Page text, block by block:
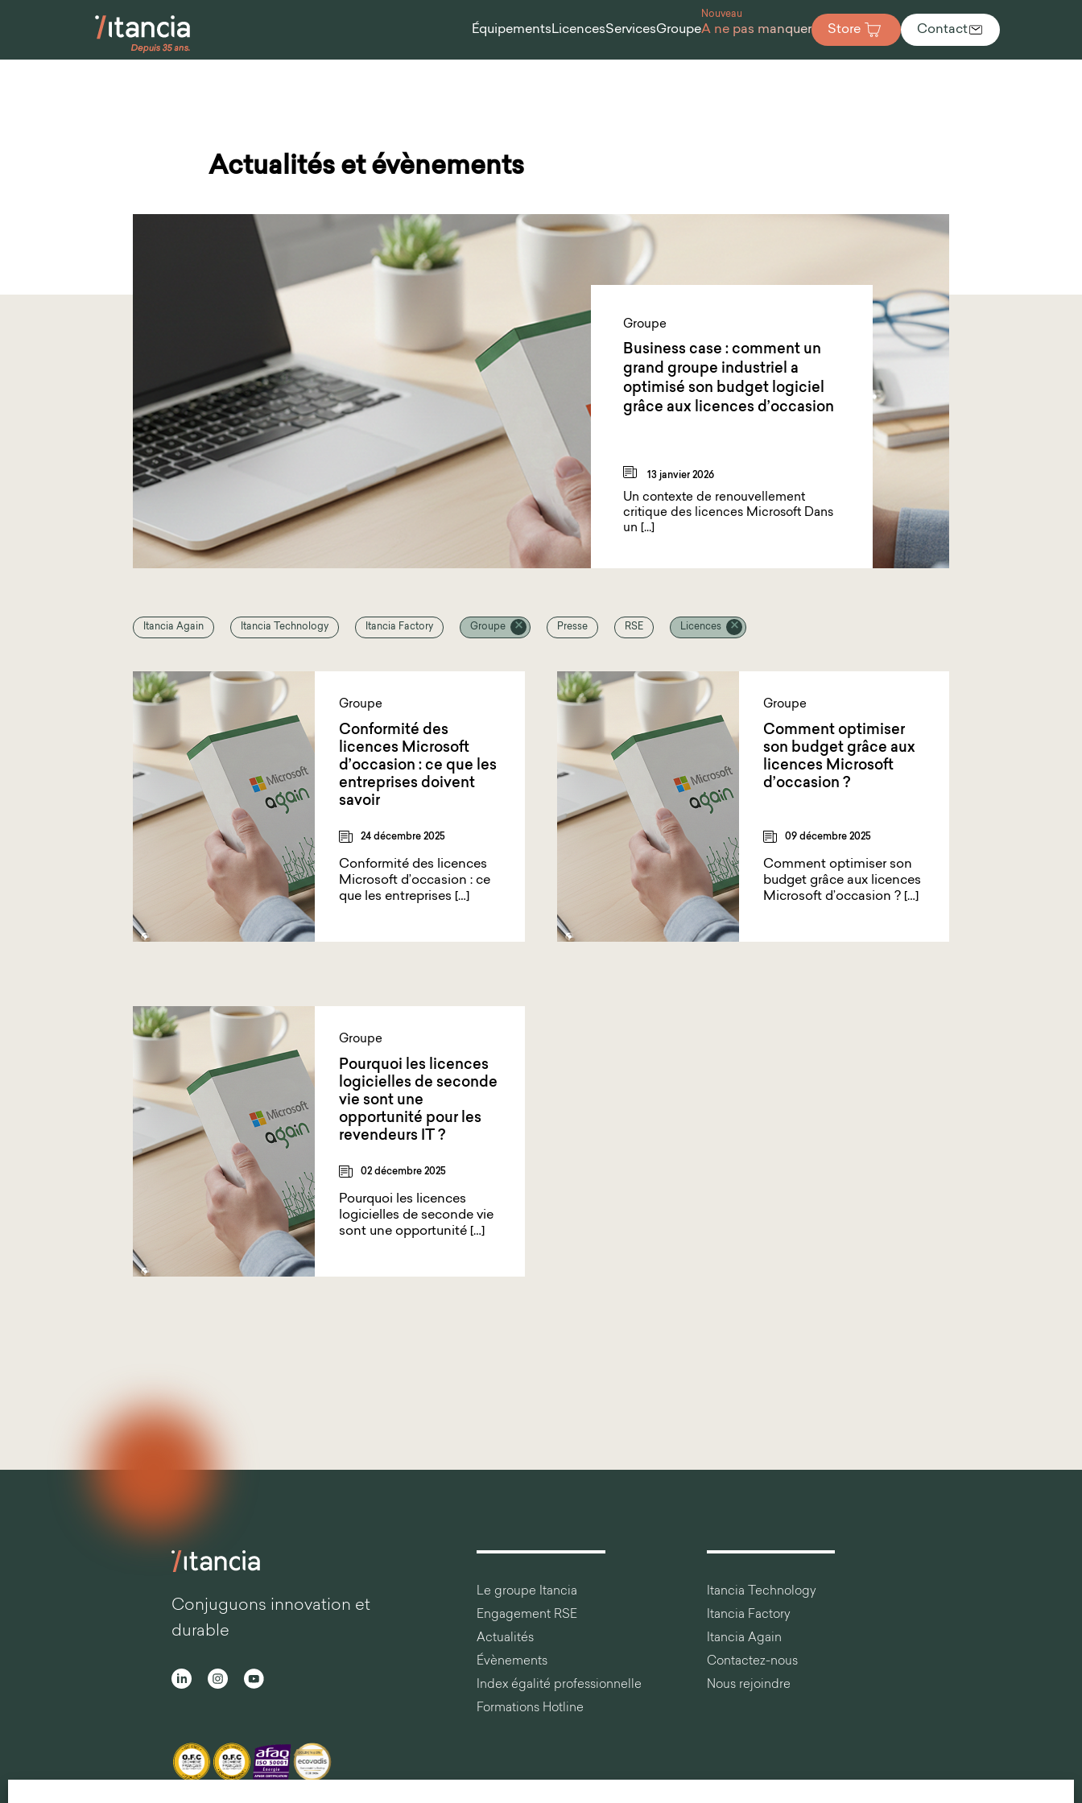
Équipements LicencesServicesGroupe
Nouveau
À ne pas manquer Store Contact
Actualités et évènements
Groupe
Business case : comment un
grand groupe industriel a
optimisé son budget logiciel
grâce aux licences d’occasion
13 janvier 2026
Un contexte de renouvellement
critique des licences Microsoft Dans
un […]
Itancia Again Itancia Technology Itancia Factory Groupe Presse RSE Licences
Groupe
Conformité des
licences Microsoft
d’occasion : ce que les
entreprises doivent
savoir
24 décembre 2025
Conformité des licences
Microsoft d’occasion : ce
que les entreprises […]
Groupe
Comment optimiser
son budget grâce aux
licences Microsoft
d’occasion ?
09 décembre 2025
Comment optimiser son
budget grâce aux licences
Microsoft d’occasion ? […]
Groupe
Pourquoi les licences
logicielles de seconde
vie sont une
opportunité pour les
revendeurs IT ?
02 décembre 2025
Pourquoi les licences
logicielles de seconde vie
sont une opportunité […]
Conjuguons innovation et
durable
Le groupe Itancia
Engagement RSE
Actualités
Évènements
Index égalité professionnelle
Formations Hotline
Itancia Technology
Itancia Factory
Itancia Again
Contactez-nous
Nous rejoindre